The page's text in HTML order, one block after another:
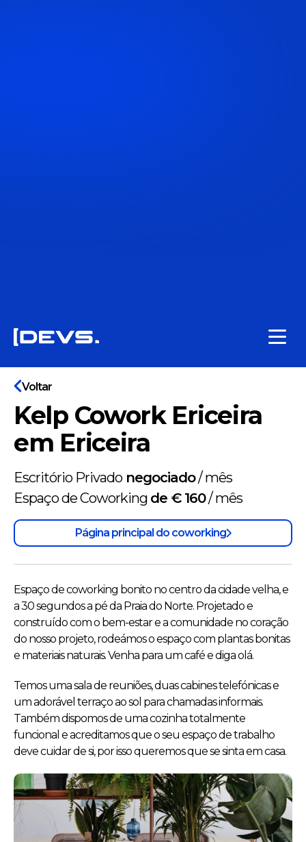
Voltar
Kelp Cowork Ericeira
em Ericeira
Escritório Privadonegociado/mês
Espaço de Coworking de € 160/mês
Página principal do coworking
Espaço de coworking bonito no centro da cidade velha, e
a 30 segundos a pé da Praia do Norte. Projetado e
construído com o bem-estar e a comunidade no coração
do nosso projeto, rodeámos o espaço com plantas bonitas
e materiais naturais. Venha para um café e diga olá.
Temos uma sala de reuniões, duas cabines telefónicas e
um adorável terraço ao sol para chamadas informais.
Também dispomos de uma cozinha totalmente
funcional e acreditamos que o seu espaço de trabalho
deve cuidar de si, por isso queremos que se sinta em casa.